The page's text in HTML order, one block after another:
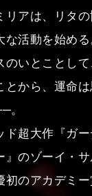
リアは、リタ
な活動を始め
のいとことし
とから、運命
。
ド超大作『ガ
』のゾーイ・
初のアカデミー